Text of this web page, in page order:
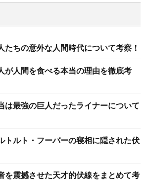
たちの意外な人間時代について考察！
が人間を食べる本当の理由を徹底考
は最強の巨人だったライナーについて
トルト・フーバーの寝相に隠された伏
を震撼させた天才的伏線をまとめて考